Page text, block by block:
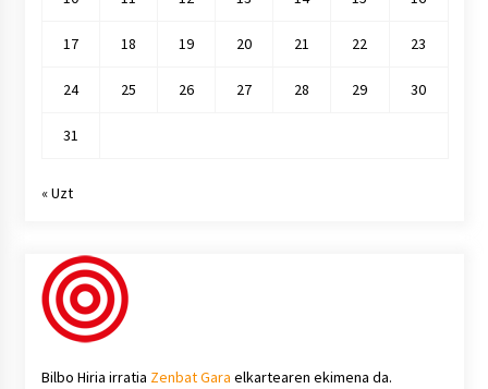
17 18 19 20 21 22 23
24 25 26 27 28 29 30
31
« Uzt
Bilbo Hiria irratia Zenbat Gara elkartearen ekimena da.